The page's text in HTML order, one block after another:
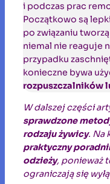
i podczas prac
Początkowo są
po związaniu tworzą
niemal nie reaguje
przypadku
konieczne bywa
rozpuszczalników
W dalszej części
sprawdzone
rodzaju żywicy. Na
praktyczny
odzieży, ponieważ
ograniczają się